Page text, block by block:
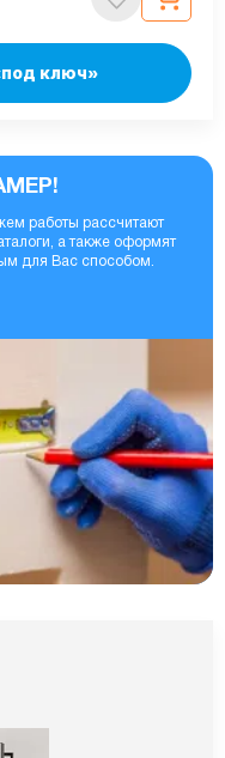
ключ»
работы рассчитают
а также оформят
для Вас способом.